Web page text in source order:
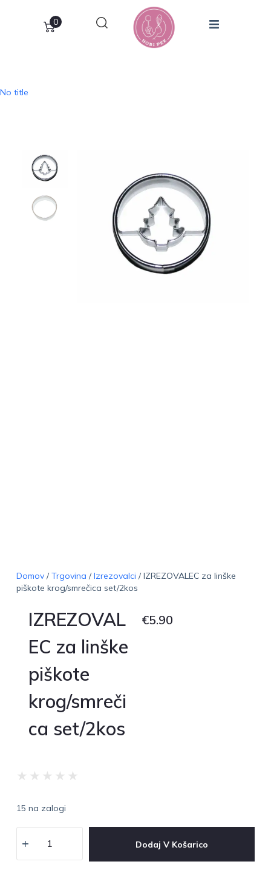
0
No title
Domov/Trgovina /Izrezovalci / IZREZOVALEC za linške
piškote krog/smrečica set/2kos
IZREZOVAL
EC za linške
piškote
krog/smreči
ca set/2kos
€5.90
★ ★ ★ ★ ★
15 na zalogi
Dodaj V Košarico